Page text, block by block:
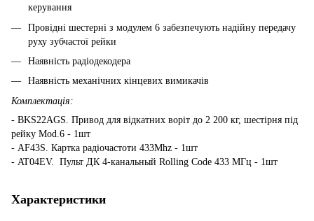
керування
Провідні шестерні з модулем 6 забезпечують надійну передачу
руху зубчастої рейки
Наявність радіодекодера
Наявність механічних кінцевих вимикачів
Комплектація:
- BKS22AGS. Привод для відкатних воріт до 2 200 кг, шестірня під
рейку Mod.6 - 1шт
- AF43S. Картка радіочастоти 433Mhz - 1шт
- AT04EV. Пульт ДК 4-канальный Rolling Code 433 MГц - 1шт
Характеристики